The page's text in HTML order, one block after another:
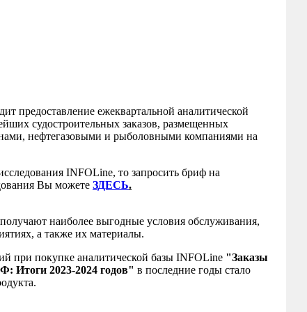
предоставление ежеквартальной аналитической
судостроительных заказов, размещенных
нефтегазовыми и рыболовными компаниями на
INFOLine, то запросить бриф на
Вы можете ЗДЕСЬ.
получают наиболее выгодные условия обслуживания,
а также их материалы.
при покупке аналитической базы INFOLine "Заказы
Итоги 2023-2024 годов" в последние годы стало